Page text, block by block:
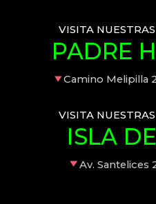
VISITA
PADRE
Camino Melipilla
VISITA
ISLA
Av. Santelices